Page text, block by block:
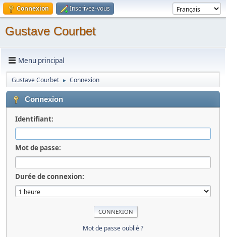
Connexion Inscrivez-vous
Gustave Courbet
Menu principal
Gustave Courbet ► Connexion
Connexion
Identifiant:
Mot de passe:
Durée de connexion:
Mot de passe oublié ?